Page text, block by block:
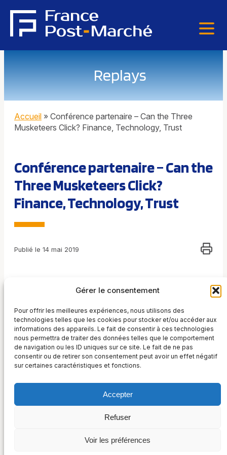
Gérer le consentement
Pour offrir les meilleures expériences, nous utilisons des
technologies telles que les cookies pour stocker et/ou accéder aux
informations des appareils. Le fait de consentir à ces technologies
nous permettra de traiter des données telles que le comportement
de navigation ou les ID uniques sur ce site. Le fait de ne pas
consentir ou de retirer son consentement peut avoir un effet négatif
sur certaines caractéristiques et fonctions.
Accepter
Refuser
Voir les préférences
Replays
Accueil » Conférence partenaire – Can the Three
Musketeers Click? Finance, Technology, Trust
Conférence partenaire – Can the
Three Musketeers Click?
Finance, Technology, Trust
Publié le 14 mai 2019
+33 (0) 1 48 00 52 01